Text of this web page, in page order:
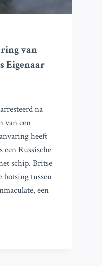
van
Eigenaar
na
van een
heeft
een Russische
schip. Britse
botsing tussen
een